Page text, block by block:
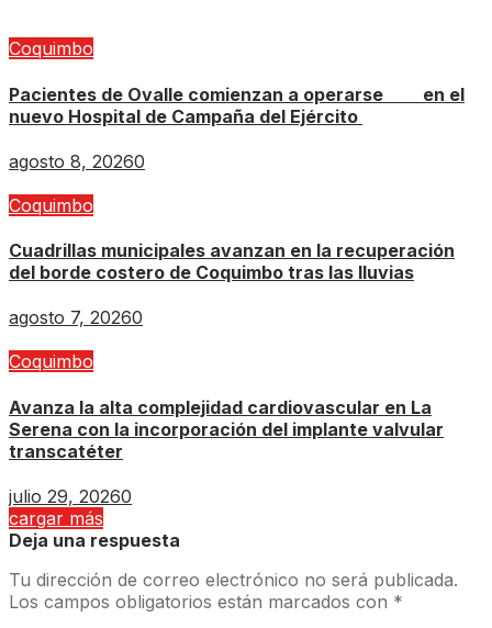
Coquimbo
Pacientes de Ovalle comienzan a operarse en el
nuevo Hospital de Campaña del Ejército
agosto 8, 20260
Coquimbo
Cuadrillas municipales avanzan en la recuperación
del borde costero de Coquimbo tras las lluvias
agosto 7, 20260
Coquimbo
Avanza la alta complejidad cardiovascular en La
Serena con la incorporación del implante valvular
transcatéter
julio 29, 20260
cargar más
Deja una respuesta
Tu dirección de correo electrónico no será publicada.
Los campos obligatorios están marcados con *